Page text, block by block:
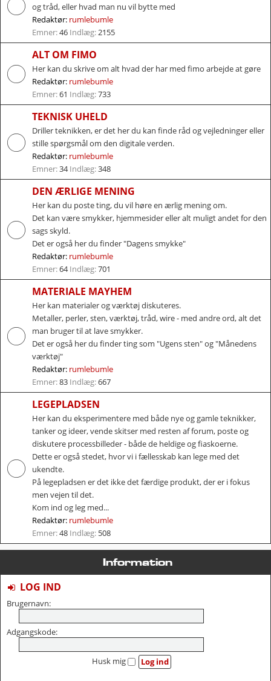
og tråd, eller hvad man nu vil bytte med
Redaktør: rumlebumle
Emner:46 Indlæg:2155
ALT OM FIMO
Her kan du skrive om alt hvad der har med fimo arbejde at gøre
Redaktør: rumlebumle
Emner:61 Indlæg:733
TEKNISK UHELD
Driller teknikken, er det her du kan finde råd og vejledninger eller
stille spørgsmål om den digitale verden.
Redaktør: rumlebumle
Emner:34Indlæg:348
DEN ÆRLIGE MENING
Her kan du poste ting, du vil høre en ærlig mening om.
Det kan være smykker, hjemmesider eller alt muligt andet for den
sags skyld.
Det er også her du finder "Dagens smykke"
Redaktør: rumlebumle
Emner:64Indlæg:701
MATERIALE MAYHEM
Her kan materialer og værktøj diskuteres.
Metaller, perler, sten, værktøj, tråd, wire - med andre ord, alt det
man bruger til at lave smykker.
Det er også her du finder ting som "Ugens sten" og "Månedens
værktøj"
Redaktør: rumlebumle
Emner:83 Indlæg:667
LEGEPLADSEN
Her kan du eksperimentere med både nye og gamle teknikker,
tanker og ideer, vende skitser med resten af forum, poste og
diskutere processbilleder - både de heldige og fiaskoerne.
Dette er også stedet, hvor vi i fællesskab kan lege med det
ukendte.
På legepladsen er det ikke det færdige produkt, der er i fokus
men vejen til det.
Kom ind og leg med...
Redaktør: rumlebumle
Emner:48 Indlæg: 508
Information
LOG IND
Brugernavn:
Adgangskode:
Husk mig